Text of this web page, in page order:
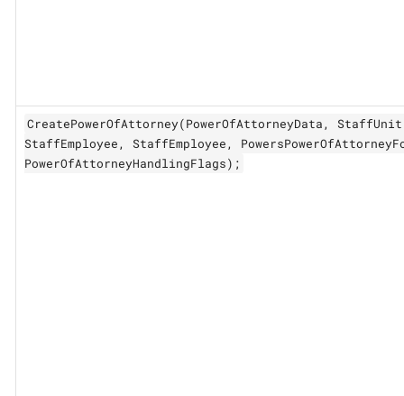
CreatePowerOfAttorney(PowerOfAttorneyData,
StaffEmployee, StaffEmployee,
PowerOfAttorneyHandlingFlags);